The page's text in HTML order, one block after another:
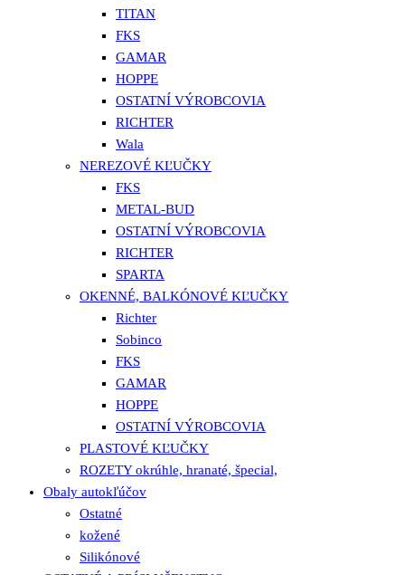
TITAN
FKS
GAMAR
HOPPE
OSTATNÍ VÝROBCOVIA
RICHTER
Wala
NEREZOVÉ KĽUČKY
FKS
METAL-BUD
OSTATNÍ VÝROBCOVIA
RICHTER
SPARTA
OKENNÉ, BALKÓNOVÉ KĽUČKY
Richter
Sobinco
FKS
GAMAR
HOPPE
OSTATNÍ VÝROBCOVIA
PLASTOVÉ KĽUČKY
ROZETY okrúhle, hranaté, špecial,
Obaly autokľúčov
Ostatné
kožené
Silikónové